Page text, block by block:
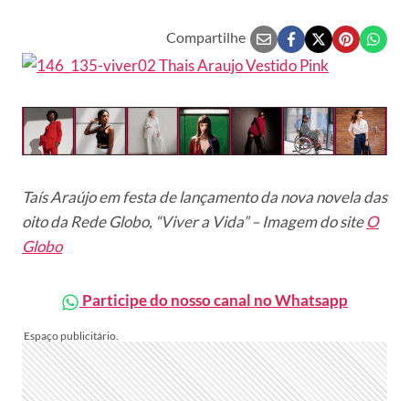
Compartilhe
Taís Araújo em festa de lançamento da nova novela das
oito da Rede Globo, “Viver a Vida” – Imagem do siteO
Globo
Participe do nosso canal no Whatsapp